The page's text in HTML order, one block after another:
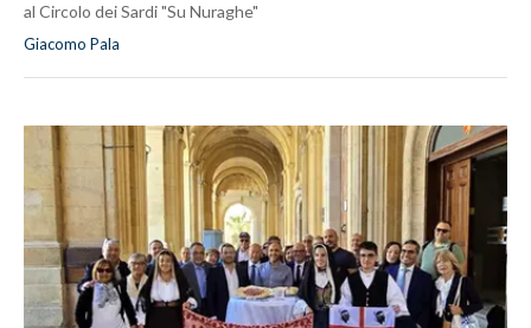
al Circolo dei Sardi "Su Nuraghe"
Giacomo Pala